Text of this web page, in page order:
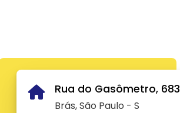
Rua do Gasômetro, 683
Brás, São Paulo - S